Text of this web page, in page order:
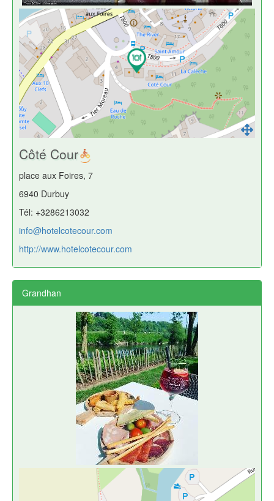
Côté Cour
place aux Foires, 7
6940 Durbuy
Tél: +3286213032
info@hotelcotecour.com
http://www.hotelcotecour.com
Grandhan